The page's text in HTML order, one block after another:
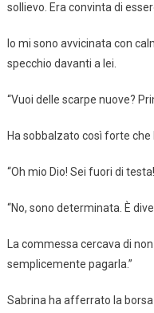
sollievo. Era convinta di
Io mi sono avvicinata con
specchio davanti a lei.
“Vuoi delle scarpe nuove?
Ha sobbalzato così forte
“Oh mio Dio! Sei fuori di
“No, sono determinata. È
La commessa cercava di
semplicemente pagarla.”
Sabrina ha afferrato la